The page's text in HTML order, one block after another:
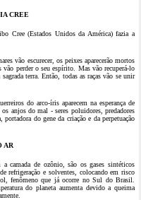
CREE
Cree (Estados Unidos da América) fazia a
vão escurecer, os peixes aparecerão mortos
vão perder o seu espírito. Mas vão recuperá-lo
terra. Então, todas as raças vão se unir
do arco-íris aparecem na esperança de
anjos do mal - seres poluidores, predadores
do gene da criação e da perpetuação
AR
camada de ozônio, são os gases sintéticos
refrigeração e solventes, colocando em risco
fenômeno que já ocorre no Sul do Brasil.
do planeta aumenta devido a queima